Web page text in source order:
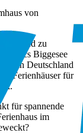
von
zu
Biggesee
in Deutschland
Ferienhäuser für
für spannende
im